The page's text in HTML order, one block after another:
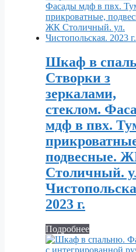
Шкаф в
Створки з
зеркалами,
стеклом.
мдф в пвх.
подвесные.
Столичный.
2023 г.
Подробнее